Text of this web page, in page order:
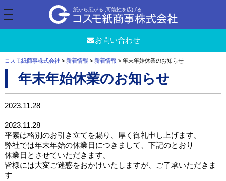
t
o
g
n
a
g
a
t
i
n
お問い合わせ
コスモ紙商事株式会社 > 新着情報 > 新着情報 > 年末年始休業のお知らせ
年末年始休業のお知らせ
2023.11.28
2023.11.28
平素は格別のお引き立てを賜り、厚く御礼申し上げます。
弊社では年末年始の休業日につきまして、下記のとおり
休業日とさせていただきます。
皆様には大変ご迷惑をおかけいたしますが、ご了承いただきま
す